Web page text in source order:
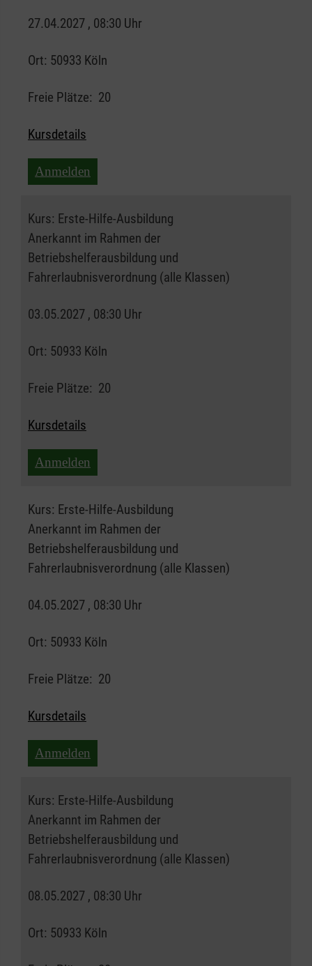
27.04.2027 , 08:30 Uhr
Ort: 50933 Köln
Freie Plätze: 20
Kursdetails
Anmelden
Kurs: Erste-Hilfe-Ausbildung
Anerkannt im Rahmen der
Betriebshelferausbildung und
Fahrerlaubnisverordnung (alle Klassen)
03.05.2027 , 08:30 Uhr
Ort: 50933 Köln
Freie Plätze: 20
Kursdetails
Anmelden
Kurs: Erste-Hilfe-Ausbildung
Anerkannt im Rahmen der
Betriebshelferausbildung und
Fahrerlaubnisverordnung (alle Klassen)
04.05.2027 , 08:30 Uhr
Ort: 50933 Köln
Freie Plätze: 20
Kursdetails
Anmelden
Kurs: Erste-Hilfe-Ausbildung
Anerkannt im Rahmen der
Betriebshelferausbildung und
Fahrerlaubnisverordnung (alle Klassen)
08.05.2027 , 08:30 Uhr
Ort: 50933 Köln